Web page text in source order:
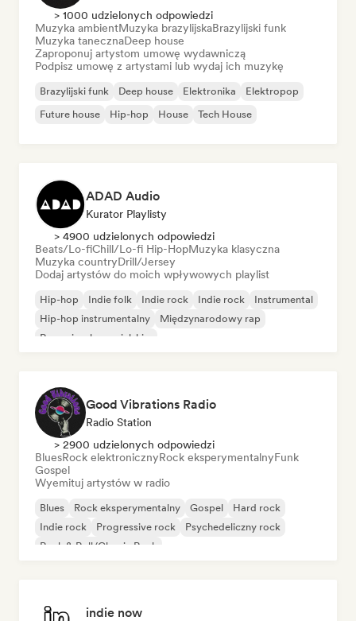
> 1000 udzielonych odpowiedzi
Muzyka ambientMuzyka brazylijskaBrazylijski funk
Muzyka tanecznaDeep house
Zaproponuj artystom umowę wydawniczą
Podpisz umowę z artystami lub wydaj ich muzykę
Brazylijski funk Deep house Elektronika
Elektropop
Future house
Hip-hop House Tech House
ADAD Audio
Kurator Playlisty
> 4900 udzielonych odpowiedzi
Beats/Lo-fiChill/Lo-fi Hip-HopMuzyka klasyczna
Muzyka countryDrill/Jersey
Dodaj artystów do moich wpływowych playlist
Hip-hop Indie folk Indie rock Indie rock
Instrumental
Hip-hop instrumentalny
Międzynarodowy rap
Rap w języku angielskim
Good Vibrations Radio
Radio Station
> 2900 udzielonych odpowiedzi
BluesRock elektronicznyRock eksperymentalnyFunk
Gospel
Wyemituj artystów w radio
Blues Rock eksperymentalny Gospel
Hard rock
Indie rock
Progressive rock
Psychedeliczny rock
Rock & Roll/Classic Rock
indie now